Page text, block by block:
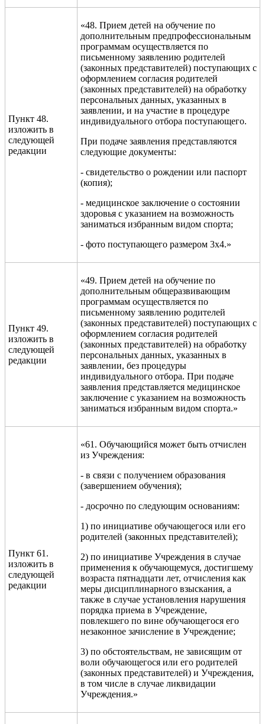
Пункт 48.
изложить в
следующей
редакции
«48. Прием детей на обучение по
дополнительным предпрофессиональным
программам осуществляется по
письменному заявлению родителей
(законных представителей) поступающих с
оформлением согласия родителей
(законных представителей) на обработку
персональных данных, указанных в
заявлении, и на участие в процедуре
индивидуального отбора поступающего.
При подаче заявления представляются
следующие документы:
- свидетельство о рождении или паспорт
(копия);
- медицинское заключение о состоянии
здоровья с указанием на возможность
заниматься избранным видом спорта;
- фото поступающего размером 3х4.»
Пункт 49.
изложить в
следующей
редакции
«49. Прием детей на обучение по
дополнительным общеразвивающим
программам осуществляется по
письменному заявлению родителей
(законных представителей) поступающих с
оформлением согласия родителей
(законных представителей) на обработку
персональных данных, указанных в
заявлении, без процедуры
индивидуального отбора. При подаче
заявления представляется медицинское
заключение с указанием на возможность
заниматься избранным видом спорта.»
Пункт 61.
изложить в
следующей
редакции
«61. Обучающийся может быть отчислен
из Учреждения:
- в связи с получением образования
(завершением обучения);
- досрочно по следующим основаниям:
1) по инициативе обучающегося или его
родителей (законных представителей);
2) по инициативе Учреждения в случае
применения к обучающемуся, достигшему
возраста пятнадцати лет, отчисления как
меры дисциплинарного взыскания, а
также в случае установления нарушения
порядка приема в Учреждение,
повлекшего по вине обучающегося его
незаконное зачисление в Учреждение;
3) по обстоятельствам, не зависящим от
воли обучающегося или его родителей
(законных представителей) и Учреждения,
в том числе в случае ликвидации
Учреждения.»